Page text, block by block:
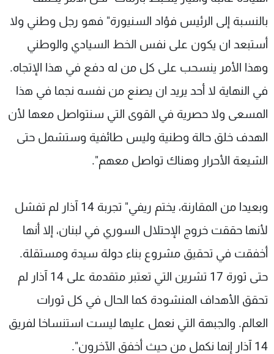
بالنسبة إلى الرئيس فؤاد السنيورة" فهو رجل وطني ولا
أستبعد ان يكون على نفس الخط السيادي والوطني
وهذا الأمر ينسحب على كل من له دفع في هذا الإتجاه.
في النهاية لا أحد يريد ان يصنع من نفسه نجما في هذا
المسعى ولا حصرية في القوى التي سنتواصل معها لأن
الهدف خلق حالة وطنية وليس طائفية وستشمل حتى
الشيعة الأحرار وهناك تواصل معهم".
وبعيدا من المقارنة، يختم ريفي" تجربة 14 آذار لم تفشل
لأنها حققت خروج الإحتلال السوري في لبنان، إلا أنها
أخفقت في تحقيق مشروع بناء دولة سيدة ومستقلة.
حتى ثورة 17 تشرين التي تعتبر متقدمة على 14 آذار لم
تحقق الأهداف المنشودة كما الحال في كل ثورات
العالم. والجبهة التي نعمل عليها ليست استنساخا لفريق
14 آذار إنما نكمل من حيث أخفق الآخرون".